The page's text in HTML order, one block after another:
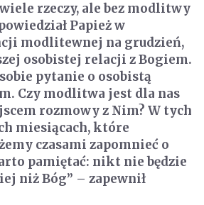
rzeczy, ale bez modlitwy
Papież w
modlitewnej na grudzień,
osobistej relacji z Bogiem.
pytanie o osobistą
Czy modlitwa jest dla nas
rozmowy z Nim? W tych
miesiącach, które
czasami zapomnieć o
pamiętać: nikt nie będzie
niż Bóg” – zapewnił